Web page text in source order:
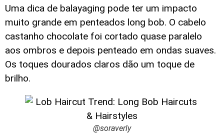
Uma dica de balayaging pode ter um impacto
muito grande em penteados long bob. O cabelo
castanho chocolate foi cortado quase paralelo
aos ombros e depois penteado em ondas suaves.
Os toques dourados claros dão um toque de
brilho.
@soraverly